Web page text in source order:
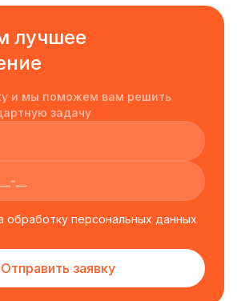
лучшее
и мы поможем вам решить
задачу
обработку персональных данных
Отправить заявку